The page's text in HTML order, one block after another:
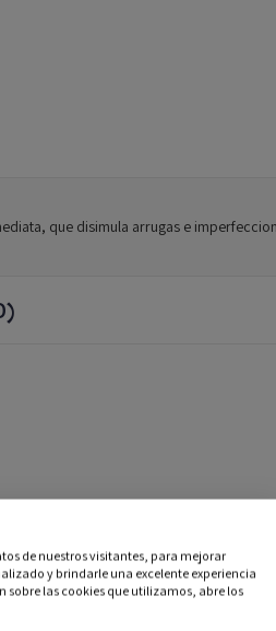
que disimula arrugas e
de nuestros visitantes, para mejorar
y brindarle una excelente experiencia
sobre las cookies que utilizamos, abre los